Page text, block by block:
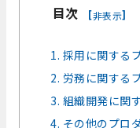
目次 [非表示]
1. 採用に関する
2. 労務に関する
3. 組織開発に関
4. その他のプロ